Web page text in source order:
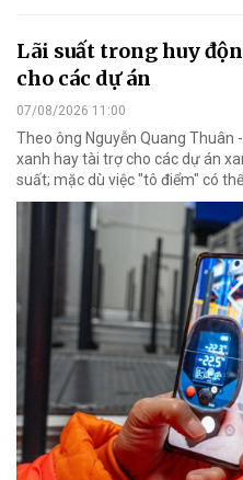
Lãi suất trong huy
cho các dự án
07/08/2026 11:00
Theo ông Nguyễn Quang Thuân
xanh hay tài trợ cho các dự án
suất; mặc dù việc "tô điểm" có